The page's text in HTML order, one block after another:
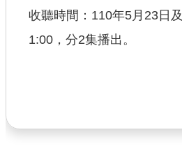
收聽時間：110年5月23日
1:00，分2集播出。